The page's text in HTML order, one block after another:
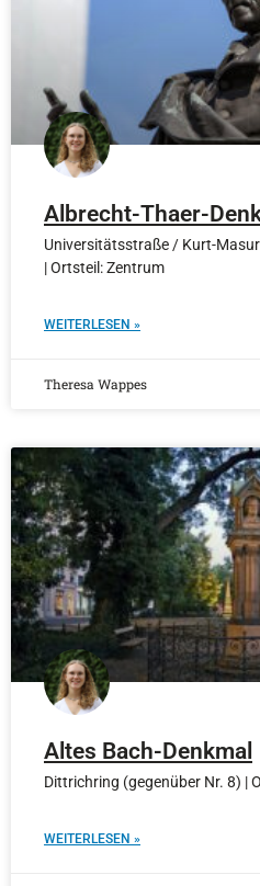
Albrecht-Thaer-
Universitätsstraße / Kurt-
| Ortsteil: Zentrum
WEITERLESEN »
Theresa Wappes
Altes Bach-Denkmal
Dittrichring (gegenüber Nr. 8) |
WEITERLESEN »